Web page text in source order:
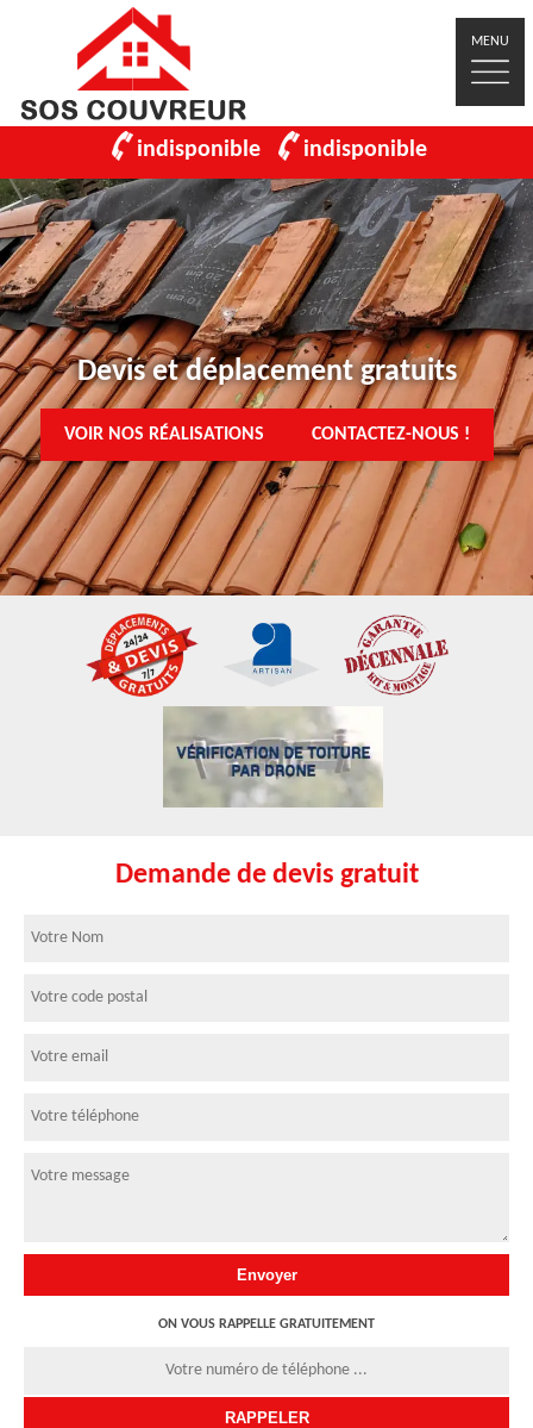
MENU
indisponible indisponible
Devis et déplacement gratuits
VOIR NOS RÉALISATIONS CONTACTEZ-NOUS !
Demande de devis gratuit
ON VOUS RAPPELLE GRATUITEMENT